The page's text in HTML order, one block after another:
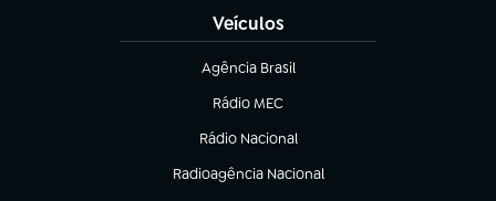
Veículos
Agência Brasil
(abre em nova aba)
Rádio MEC
(abre em nova aba)
Rádio Nacional
Radioagência Nacional
(abre em nova aba)